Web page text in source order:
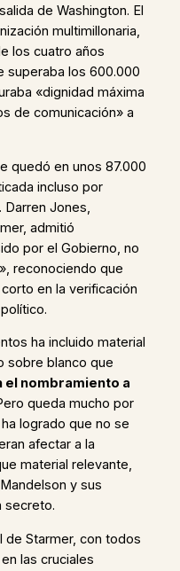
de Washington. El
multimillonaria,
los cuatro años
superaba los 600.000
«dignidad máxima
de comunicación» a
quedó en unos 87.000
incluso por
Jones,
admitió
por el Gobierno, no
reconociendo que
en la verificación
ha incluido material
sobre blanco que
nombramiento a
queda mucho por
logrado que no se
afectar a la
material relevante,
y sus
secreto.
de Starmer, con todos
las cruciales